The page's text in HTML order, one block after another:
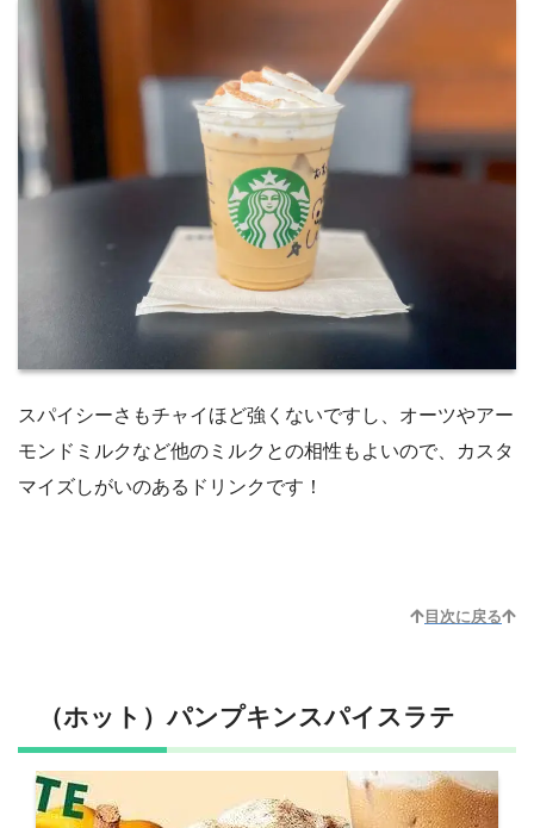
スパイシーさもチャイほど強くないですし、オーツやアー
モンドミルクなど他のミルクとの相性もよいので、カスタ
マイズしがいのあるドリンクです！
目次に戻る
（ホット）パンプキンスパイスラテ